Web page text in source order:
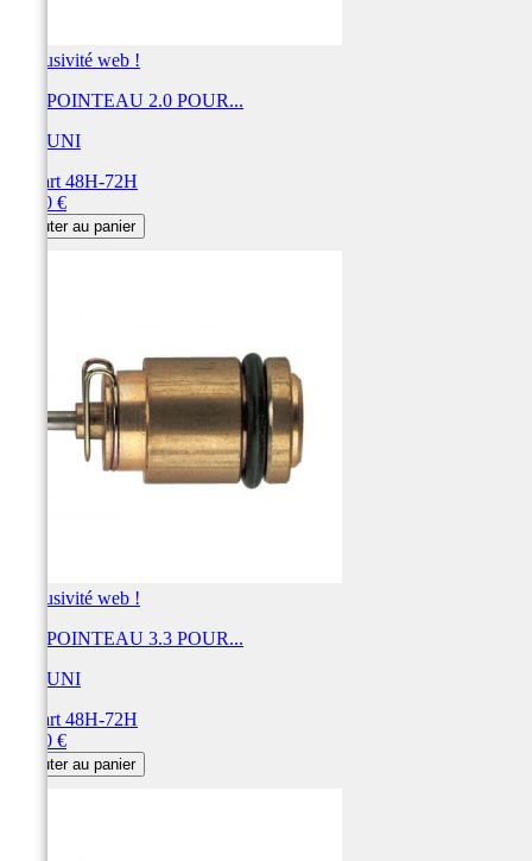
Exclusivité web !
KIT POINTEAU 2.0 POUR...
MIKUNI
Départ 48H-72H
31,20 €
Ajouter au panier
Exclusivité web !
KIT POINTEAU 3.3 POUR...
MIKUNI
Départ 48H-72H
31,20 €
Ajouter au panier